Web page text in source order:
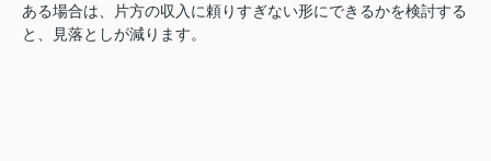
ある場合は、片方の収入に頼りすぎない形にできるかを検討する
と、見落としが減ります。